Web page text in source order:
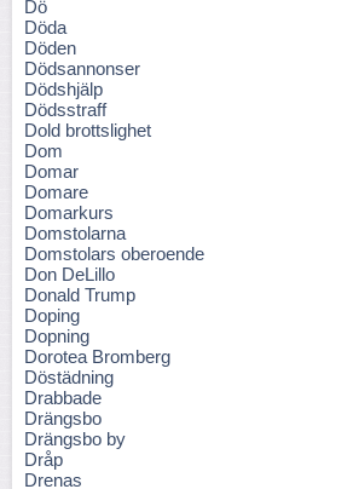
Dö
Döda
Döden
Dödsannonser
Dödshjälp
Dödsstraff
Dold brottslighet
Dom
Domar
Domare
Domarkurs
Domstolarna
Domstolars oberoende
Don DeLillo
Donald Trump
Doping
Dopning
Dorotea Bromberg
Döstädning
Drabbade
Drängsbo
Drängsbo by
Dråp
Drenas